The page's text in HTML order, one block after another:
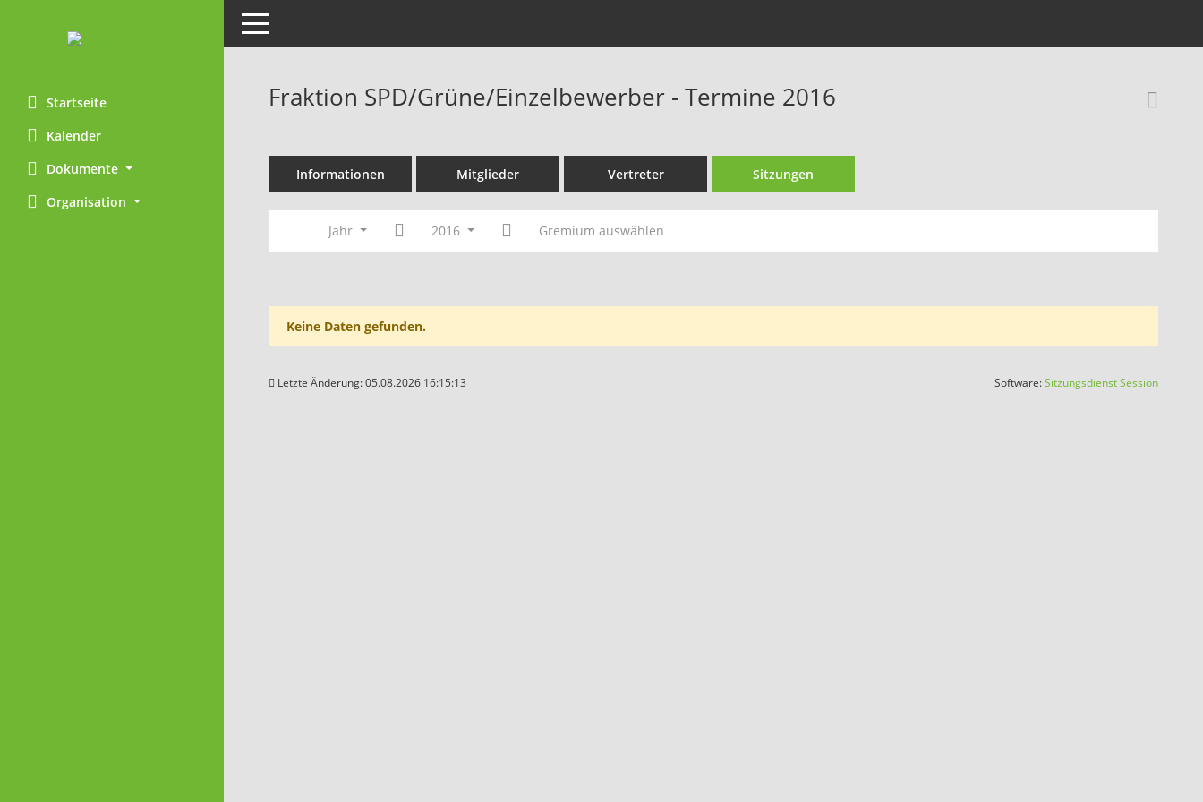
Startseite
Kalender
Dokumente
Organisation
Toggle navigation
Fraktion SPD/Grüne/Einzelbewerber - Termine 2016
Informationen Mitglieder Vertreter Sitzungen
Jahr 2016 Gremium auswählen
Keine Daten gefunden.
Letzte Änderung: 05.08.2026 16:15:13 Software:SitzungsdienstSession(Wird in